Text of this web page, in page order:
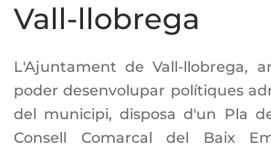
Vall-llobrega
L'Ajuntament de Vall-llobrega,
poder desenvolupar polítiques
del municipi, disposa d'un Pla
Consell Comarcal del Baix